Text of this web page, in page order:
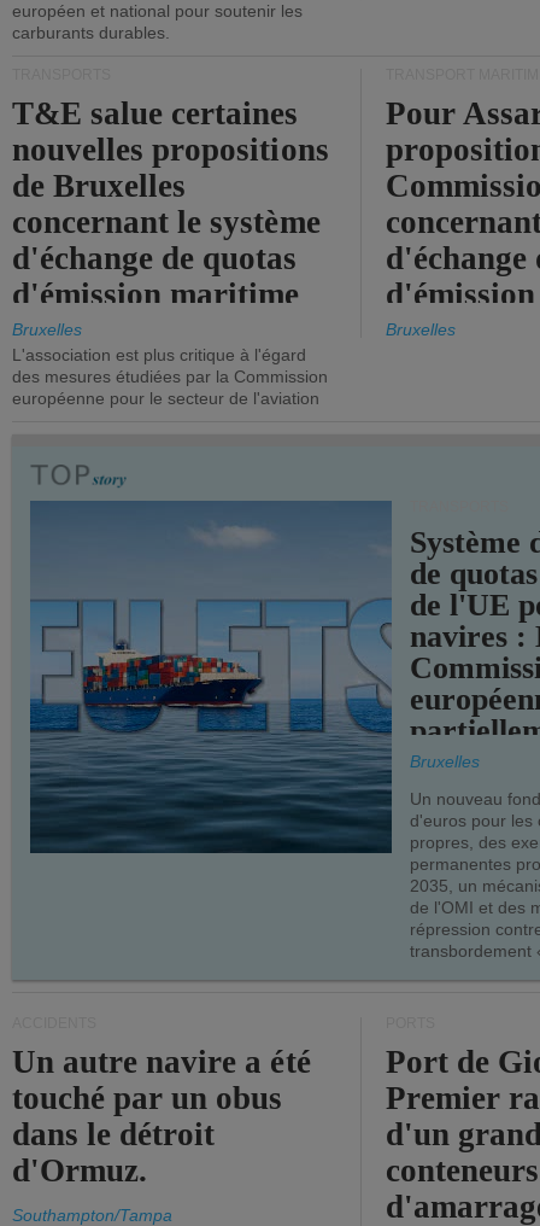
européen et national pour soutenir les
carburants durables.
T&E salue certaines
nouvelles propositions
de Bruxelles
concernant le système
d'échange de quotas
d'émission maritime
de l'UE.
Bruxelles
L'association est plus critique à l'égard
des mesures étudiées par la Commission
européenne pour le secteur de l'aviation
Pour
d'échange
timide,
Bruxelles
Système
de
de l'UE
navires :
Bruxelles
Un nouveau
d'euros pour les
propres, des
permanentes
2035, un
de l'OMI et des
répression
transbordement
Un autre navire a été
touché par un obus
dans le détroit
d'Ormuz.
Southampton/Tampa
Port de
Premier
d'un